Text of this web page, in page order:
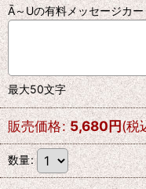
Ā～Uの有料メッセージカ
最大50文字
販売価格: 5,680円(税
数量: